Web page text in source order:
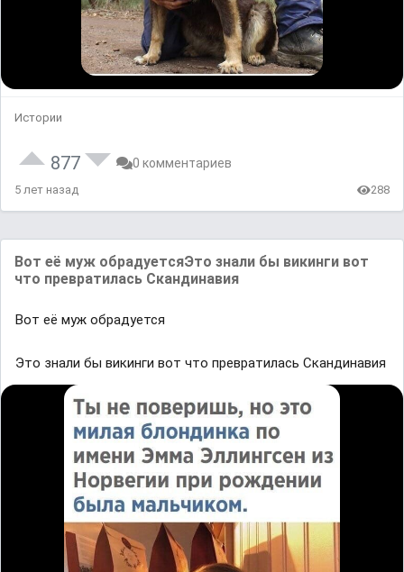
Истории
877 0 комментариев
5 лет назад 288
Вот её муж обрадуетсяЭто знали бы викинги вот
что превратилась Скандинавия
Вот её муж обрадуется
Это знали бы викинги вот что превратилась Скандинавия